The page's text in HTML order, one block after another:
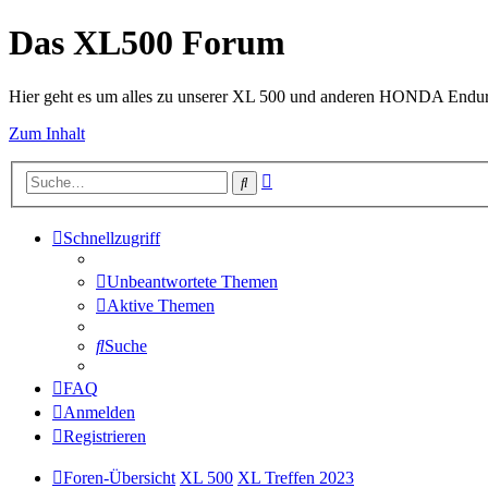
Das XL500 Forum
Hier geht es um alles zu unserer XL 500 und anderen HONDA
Zum Inhalt
Suche
Schnellzugriff
Unbeantwortete Themen
Aktive Themen
Suche
FAQ
Anmelden
Registrieren
Foren-Übersicht XL 500 XL Treffen 2023